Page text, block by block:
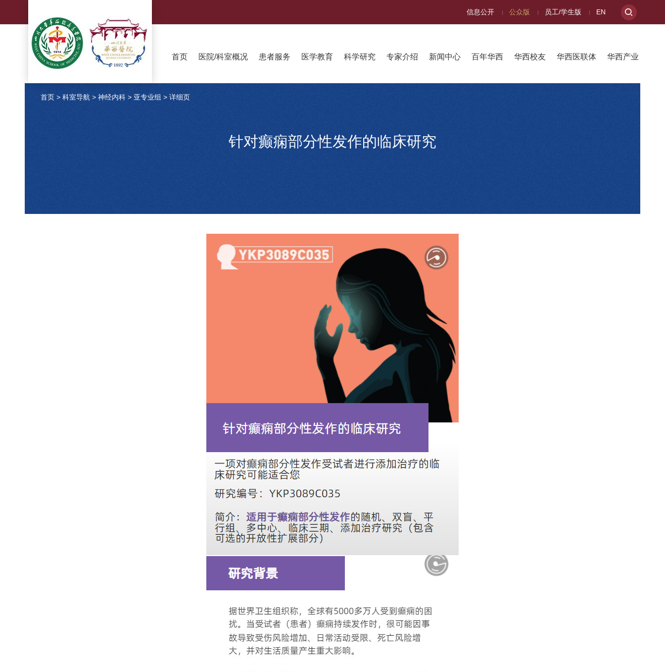
信息公开 公众版 员工/学生版 EN
首页 医院/科室概况 患者服务 医学教育 科学研究 专家介绍 新闻中心 百年华西 华西校友 华西医联体 华西产业
首页 > 科室导航 > 神经内科 > 亚专业组 > 详细页
针对癫痫部分性发作的临床研究